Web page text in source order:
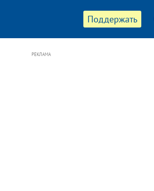
Поддержать
РЕКЛАМА